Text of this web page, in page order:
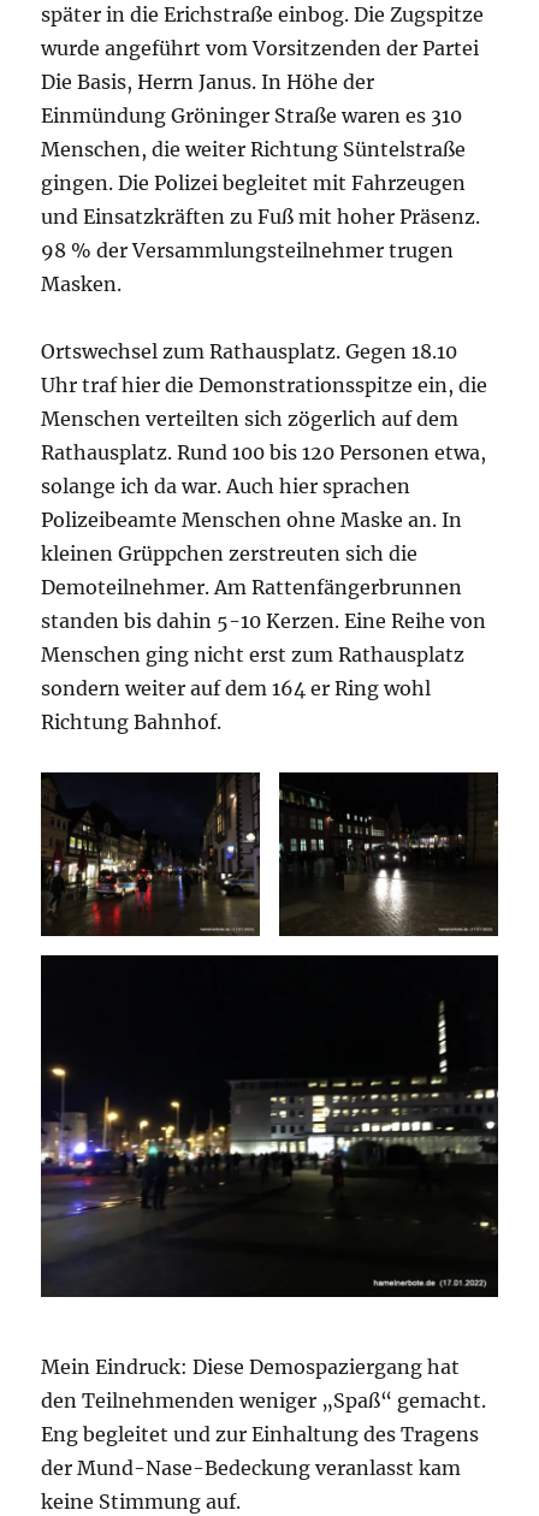
später in die Erichstraße einbog. Die Zugspitze
wurde angeführt vom Vorsitzenden der Partei
Die Basis, Herrn Janus. In Höhe der
Einmündung Gröninger Straße waren es 310
Menschen, die weiter Richtung Süntelstraße
gingen. Die Polizei begleitet mit Fahrzeugen
und Einsatzkräften zu Fuß mit hoher Präsenz.
98 % der Versammlungsteilnehmer trugen
Masken.
Ortswechsel zum Rathausplatz. Gegen 18.10
Uhr traf hier die Demonstrationsspitze ein, die
Menschen verteilten sich zögerlich auf dem
Rathausplatz. Rund 100 bis 120 Personen etwa,
solange ich da war. Auch hier sprachen
Polizeibeamte Menschen ohne Maske an. In
kleinen Grüppchen zerstreuten sich die
Demoteilnehmer. Am Rattenfängerbrunnen
standen bis dahin 5-10 Kerzen. Eine Reihe von
Menschen ging nicht erst zum Rathausplatz
sondern weiter auf dem 164 er Ring wohl
Richtung Bahnhof.
Mein Eindruck: Diese Demospaziergang hat
den Teilnehmenden weniger „Spaß“ gemacht.
Eng begleitet und zur Einhaltung des Tragens
der Mund-Nase-Bedeckung veranlasst kam
keine Stimmung auf.